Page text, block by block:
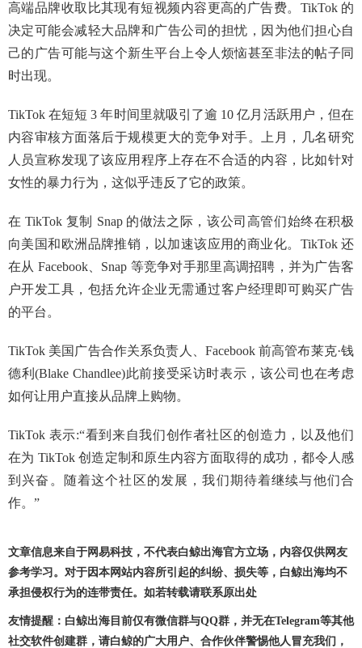
高端品牌收取比其现有短视频内容更高的广告费。TikTok 的
决定可能会减轻大品牌和广告公司的担忧，因为他们担心自
己的广告可能与这个新生平台上令人烦恼甚至非法的帖子同
时出现。
TikTok 在短短 3 年时间里就吸引了逾 10 亿月活跃用户，但在
内容审核方面落后于规模更大的竞争对手。上月，几名研究
人员宣称发现了该应用程序上存在不合适的内容，比如针对
女性的暴力行为，这似乎违反了它的政策。
在 TikTok 复制 Snap 的做法之际，该公司高管们始终在积极
向美国和欧洲品牌推销，以加速该应用的商业化。TikTok 还
在从 Facebook、Snap 等竞争对手那里高调招聘，并为广告客
户开发工具，包括允许企业无需通过客户经理即可购买广告
的平台。
TikTok 美国广告合作关系负责人、Facebook 前高管布莱克·钱
德利(Blake Chandlee)此前接受采访时表示，该公司也在考虑
如何让用户直接从品牌上购物。
TikTok 表示:“看到来自我们创作者社区的创造力，以及他们
在为 TikTok 创造定制和原生内容方面取得的成功，都令人感
到兴奋。随着这个社区的发展，我们期待着继续与他们合
作。”
文章信息来自于网易科技，不代表白鲸出海官方立场，内容仅供网友
参考学习。对于因本网站内容所引起的纠纷、损失等，白鲸出海均不
承担侵权行为的连带责任。如若转载请联系原出处
友情提醒：白鲸出海目前仅有微信群与QQ群，并无在Telegram等其他
社交软件创建群，请白鲸的广大用户、合作伙伴警惕他人冒充我们，